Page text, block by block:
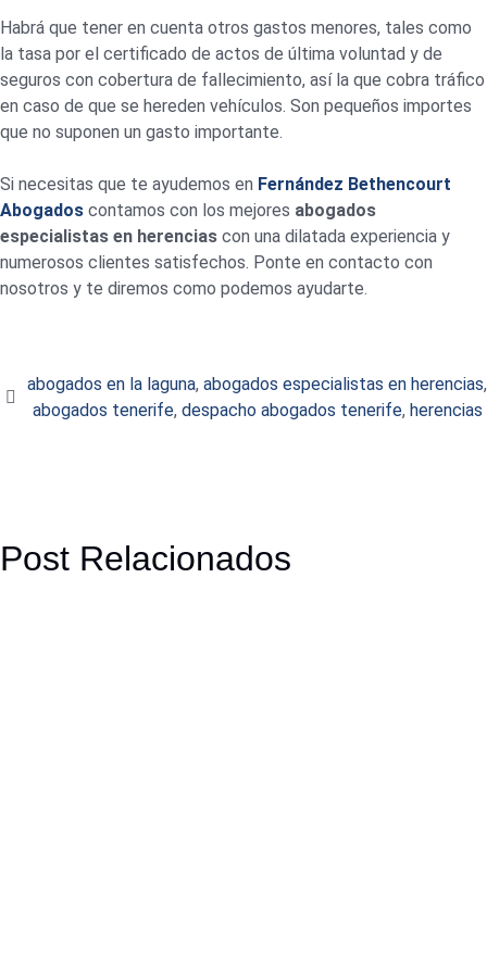
Habrá que tener en cuenta otros gastos menores, tales como
la tasa por el certificado de actos de última voluntad y de
seguros con cobertura de fallecimiento, así la que cobra tráfico
en caso de que se hereden vehículos. Son pequeños importes
que no suponen un gasto importante.
Si necesitas que te ayudemos en Fernández Bethencourt
Abogados contamos con los mejores abogados
especialistas en herencias con una dilatada experiencia y
numerosos clientes satisfechos. Ponte en contacto con
nosotros y te diremos como podemos ayudarte.
abogados en la laguna, abogados especialistas en herencias,
abogados tenerife, despacho abogados tenerife, herencias
Post Relacionados